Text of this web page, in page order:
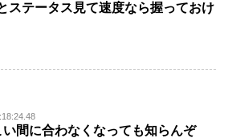
ステータス見て速度なら握っておけ
間に合わなくなっても知らんぞ